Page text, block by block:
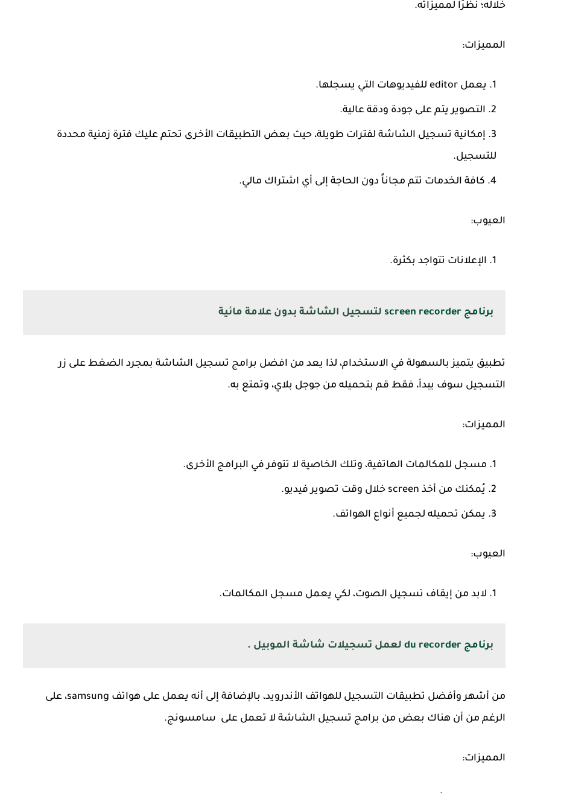
خلاله؛ نظرًا لمميزاته.
المميزات:
يعمل editor للفيديوهات التي يسجلها.
التصوير يتم على جودة ودقة عالية.
إمكانية تسجيل الشاشة لفترات طويلة، حيث بعض التطبيقات الأخرى تحتم عليك فترة زمنية محددة
للتسجيل.
كافة الخدمات تتم مجاناً دون الحاجة إلى أي اشتراك مالي.
العيوب:
الإعلانات تتواجد بكثرة.
برنامج screen recorder لتسجيل الشاشة بدون علامة مائية
تطبيق يتميز بالسهولة في الاستخدام، لذا يعد من افضل برامج تسجيل الشاشة بمجرد الضغط على زر
التسجيل سوف يبدأ، فقط قم بتحميله من جوجل بلاي، وتمتع به.
المميزات:
مسجل للمكالمات الهاتفية، وتلك الخاصية لا تتوفر في البرامج الأخرى.
يُمكنك من أخذ screen خلال وقت تصوير فيديو.
يمكن تحميله لجميع أنواع الهواتف.
العيوب:
لابد من إيقاف تسجيل الصوت، لكي يعمل مسجل المكالمات.
برنامج du recorder لعمل تسجيلات شاشة الموبيل .
من أشهر وأفضل تطبيقات التسجيل للهواتف الأندرويد، بالإضافة إلى أنه يعمل على هواتف samsung، على
الرغم من أن هناك بعض من برامج تسجيل الشاشة لا تعمل على سامسونج.
المميزات: